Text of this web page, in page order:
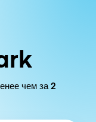
чем за 2